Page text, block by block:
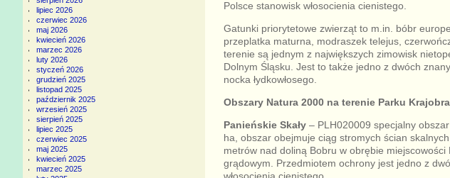
Polsce stanowisk włosocienia cienistego.
Gatunki priorytetowe zwierząt to m.in. bóbr
przeplatka maturna, modraszek telejus,
terenie są jednym z największych zimowisk
Dolnym Śląsku. Jest to także jedno z dwóch
nocka łydkowłosego.
Obszary Natura 2000 na terenie Parku
Panieńskie Skały– PLH020009 specjalny
ha, obszar obejmuje ciąg stromych ścian
metrów nad doliną Bobru w obrębie
grądowym. Przedmiotem ochrony jest jedno z
lipiec 2026
czerwiec 2026
maj 2026
kwiecień 2026
marzec 2026
luty 2026
styczeń 2026
grudzień 2025
listopad 2025
październik 2025
wrzesień 2025
sierpień 2025
lipiec 2025
czerwiec 2025
maj 2025
kwiecień 2025
marzec 2025